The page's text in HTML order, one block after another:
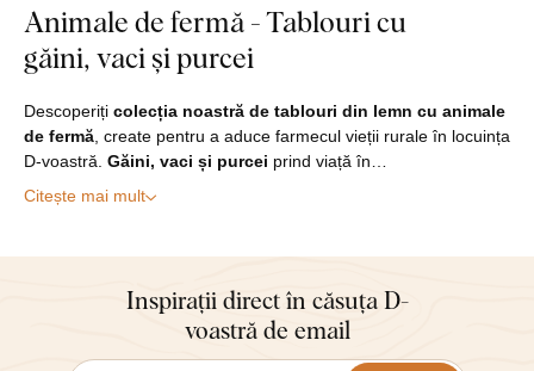
Animale de fermă - Tablouri cu
găini, vaci și purcei
Descoperiți colecția noastră de tablouri din lemn cu animale
de fermă , create pentru a aduce farmecul vieții rurale în locuința
D‑voastră. Găini, vaci și purcei prind viață în…
Citește mai mult
Inspirații direct în căsuța D-
voastră de email